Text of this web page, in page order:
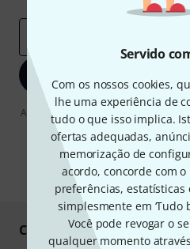
Servido
Com os nossos cookies,
lhe uma experiência de
tudo o que isso implica.
ofertas adequadas,
memorização de
acordo, concorde com
preferências,
simplesmente em ‘Tudo
Você pode revogar o
qualquer momento
Ao clicar em "Inscreva-se agora",
e-mail. Posso cancelar a assinatura
encontrar mais informações sobre
proteção
*
Compre e pague em